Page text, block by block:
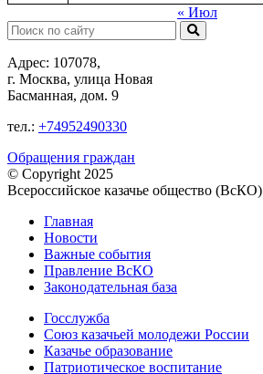
« Июл
Поиск:
Адрес: 107078,
г. Москва, улица Новая
Басманная, дом. 9
тел.: +74952490330
Обращения граждан
© Copyright 2025
Всероссийское казачье общество (ВсКО)
Главная
Новости
Важные события
Правление ВсКО
Законодательная база
Госслужба
Союз казачьей молодежи России
Казачье образование
Патриотическое воспитание